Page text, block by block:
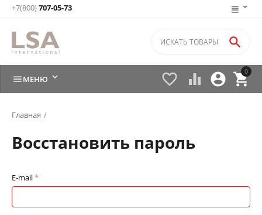
+7(800)707-05-73
0


 

МЕНЮ 
Главная /
Восстановить пароль
E-mail